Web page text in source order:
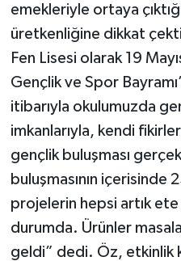
emekleriyle ortaya
üretkenliğine dikkat
Fen Lisesi olarak 19
Gençlik ve Spor
itibarıyla okulumuzda
imkanlarıyla, kendi
gençlik buluşması
buluşmasının içerisinde
projelerin hepsi artık
durumda. Ürünler
geldi” dedi. Öz, etkinlik